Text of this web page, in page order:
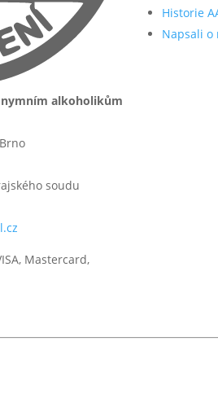
alkoholikům
soudu
Historie
Napsali o